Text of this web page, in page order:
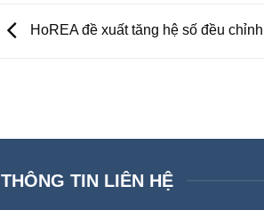
HoREA đề xuất tăng hệ số đều
THÔNG TIN LIÊN HỆ